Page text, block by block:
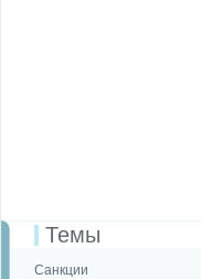
Темы
Санкции